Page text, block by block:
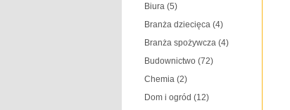
Biura (5)
Branża dziecięca (4)
Branża spożywcza (4)
Budownictwo (72)
Chemia (2)
Dom i ogród (12)